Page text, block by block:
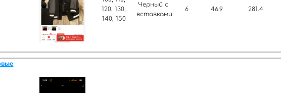
120, 130,
140, 150
Черный с
вставками
6 46.9 281.4